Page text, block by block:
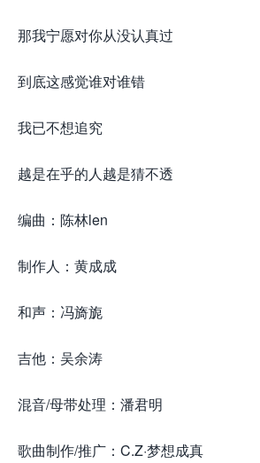
那我宁愿对你从没认真过
到底这感觉谁对谁错
我已不想追究
越是在乎的人越是猜不透
编曲：陈林len
制作人：黄成成
和声：冯旖旎
吉他：吴余涛
混音/母带处理：潘君明
歌曲制作/推广：C.Z·梦想成真